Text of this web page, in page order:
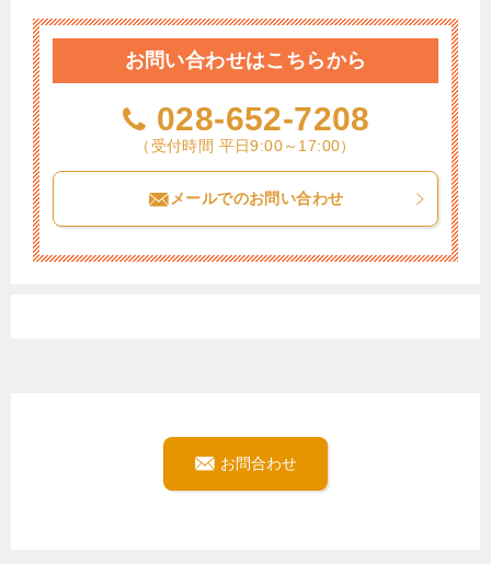
お問い合わせはこちらから
028-652-7208
（受付時間 平日9:00～17:00）
メールでのお問い合わせ
お問合わせ